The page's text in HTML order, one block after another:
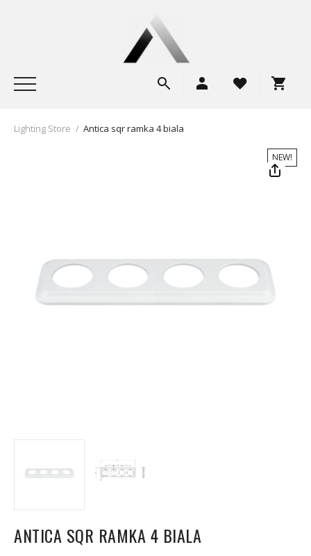
Lighting Store / Antica sqr ramka 4 biala
NEW!
ANTICA SQR RAMKA 4 BIALA